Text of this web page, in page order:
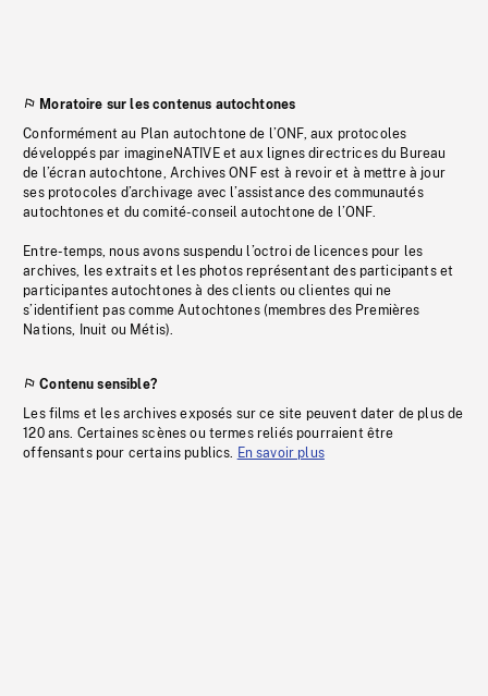
Moratoire sur les contenus autochtones
Conformément au Plan autochtone de l’ONF, aux protocoles
développés par imagineNATIVE et aux lignes directrices du Bureau
de l’écran autochtone, Archives ONF est à revoir et à mettre à jour
ses protocoles d’archivage avec l’assistance des communautés
autochtones et du comité-conseil autochtone de l’ONF.
Entre-temps, nous avons suspendu l’octroi de licences pour les
archives, les extraits et les photos représentant des participants et
participantes autochtones à des clients ou clientes qui ne
s’identifient pas comme Autochtones (membres des Premières
Nations, Inuit ou Métis).
Contenu sensible?
Les films et les archives exposés sur ce site peuvent dater de plus de
120 ans. Certaines scènes ou termes reliés pourraient être
offensants pour certains publics. En savoir plus